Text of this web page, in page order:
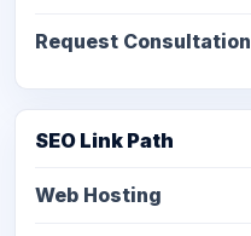
Request Consultation
SEO Link Path
Web Hosting